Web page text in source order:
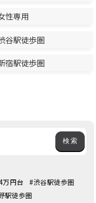
性専用
谷駅徒歩圏
宿駅徒歩圏
万円台
#渋谷駅徒歩圏
駅徒歩圏